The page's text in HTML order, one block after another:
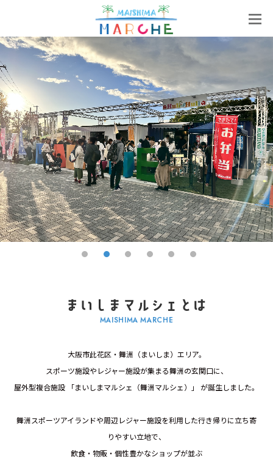
MAISHIMA MARCHE
大阪市此花区・舞洲（まいしま）エリア。
スポーツ施設やレジャー施設が集まる舞洲の玄関口に、
屋外型複合施設 「まいしまマルシェ（舞洲マルシェ）」 が誕生しました。
舞洲スポーツアイランドや周辺レジャー施設を利用した行き帰りに立ち寄
りやすい立地で、
飲食・物販・個性豊かなショップが並ぶ